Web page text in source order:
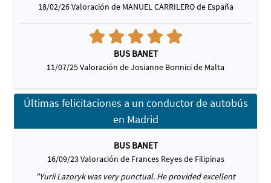
18/02/26 Valoración de MANUEL CARRILERO de España
BUS BANET
11/07/25 Valoración de Josianne Bonnici de Malta
Últimas felicitaciones a un conductor de autobús
en Madrid
BUS BANET
16/09/23 Valoración de Frances Reyes de Filipinas
"Yurii Lazoryk was very punctual. He provided excellent